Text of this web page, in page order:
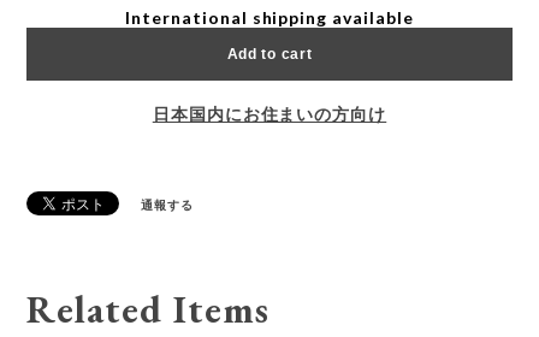
International shipping available
Add to cart
日本国内にお住まいの方向け
通報する
Related Items